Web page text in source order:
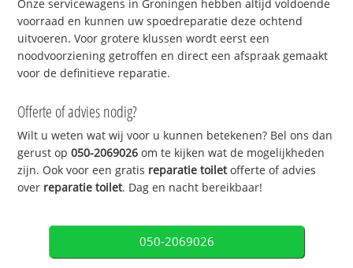
Onze servicewagens in Groningen hebben altijd voldoende
voorraad en kunnen uw spoedreparatie deze ochtend
uitvoeren. Voor grotere klussen wordt eerst een
noodvoorziening getroffen en direct een afspraak gemaakt
voor de definitieve reparatie.
Offerte of advies nodig?
Wilt u weten wat wij voor u kunnen betekenen? Bel ons dan
gerust op050-2069026 om te kijken wat de mogelijkheden
zijn. Ook voor een gratis reparatie toiletofferte of advies
over reparatie toilet. Dag en nacht bereikbaar!
050-2069026